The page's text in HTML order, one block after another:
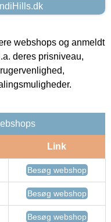
webshops og anmeldt
deres prisniveau,
Link
Besøg webshop
Besøg webshop
Besøg webshop